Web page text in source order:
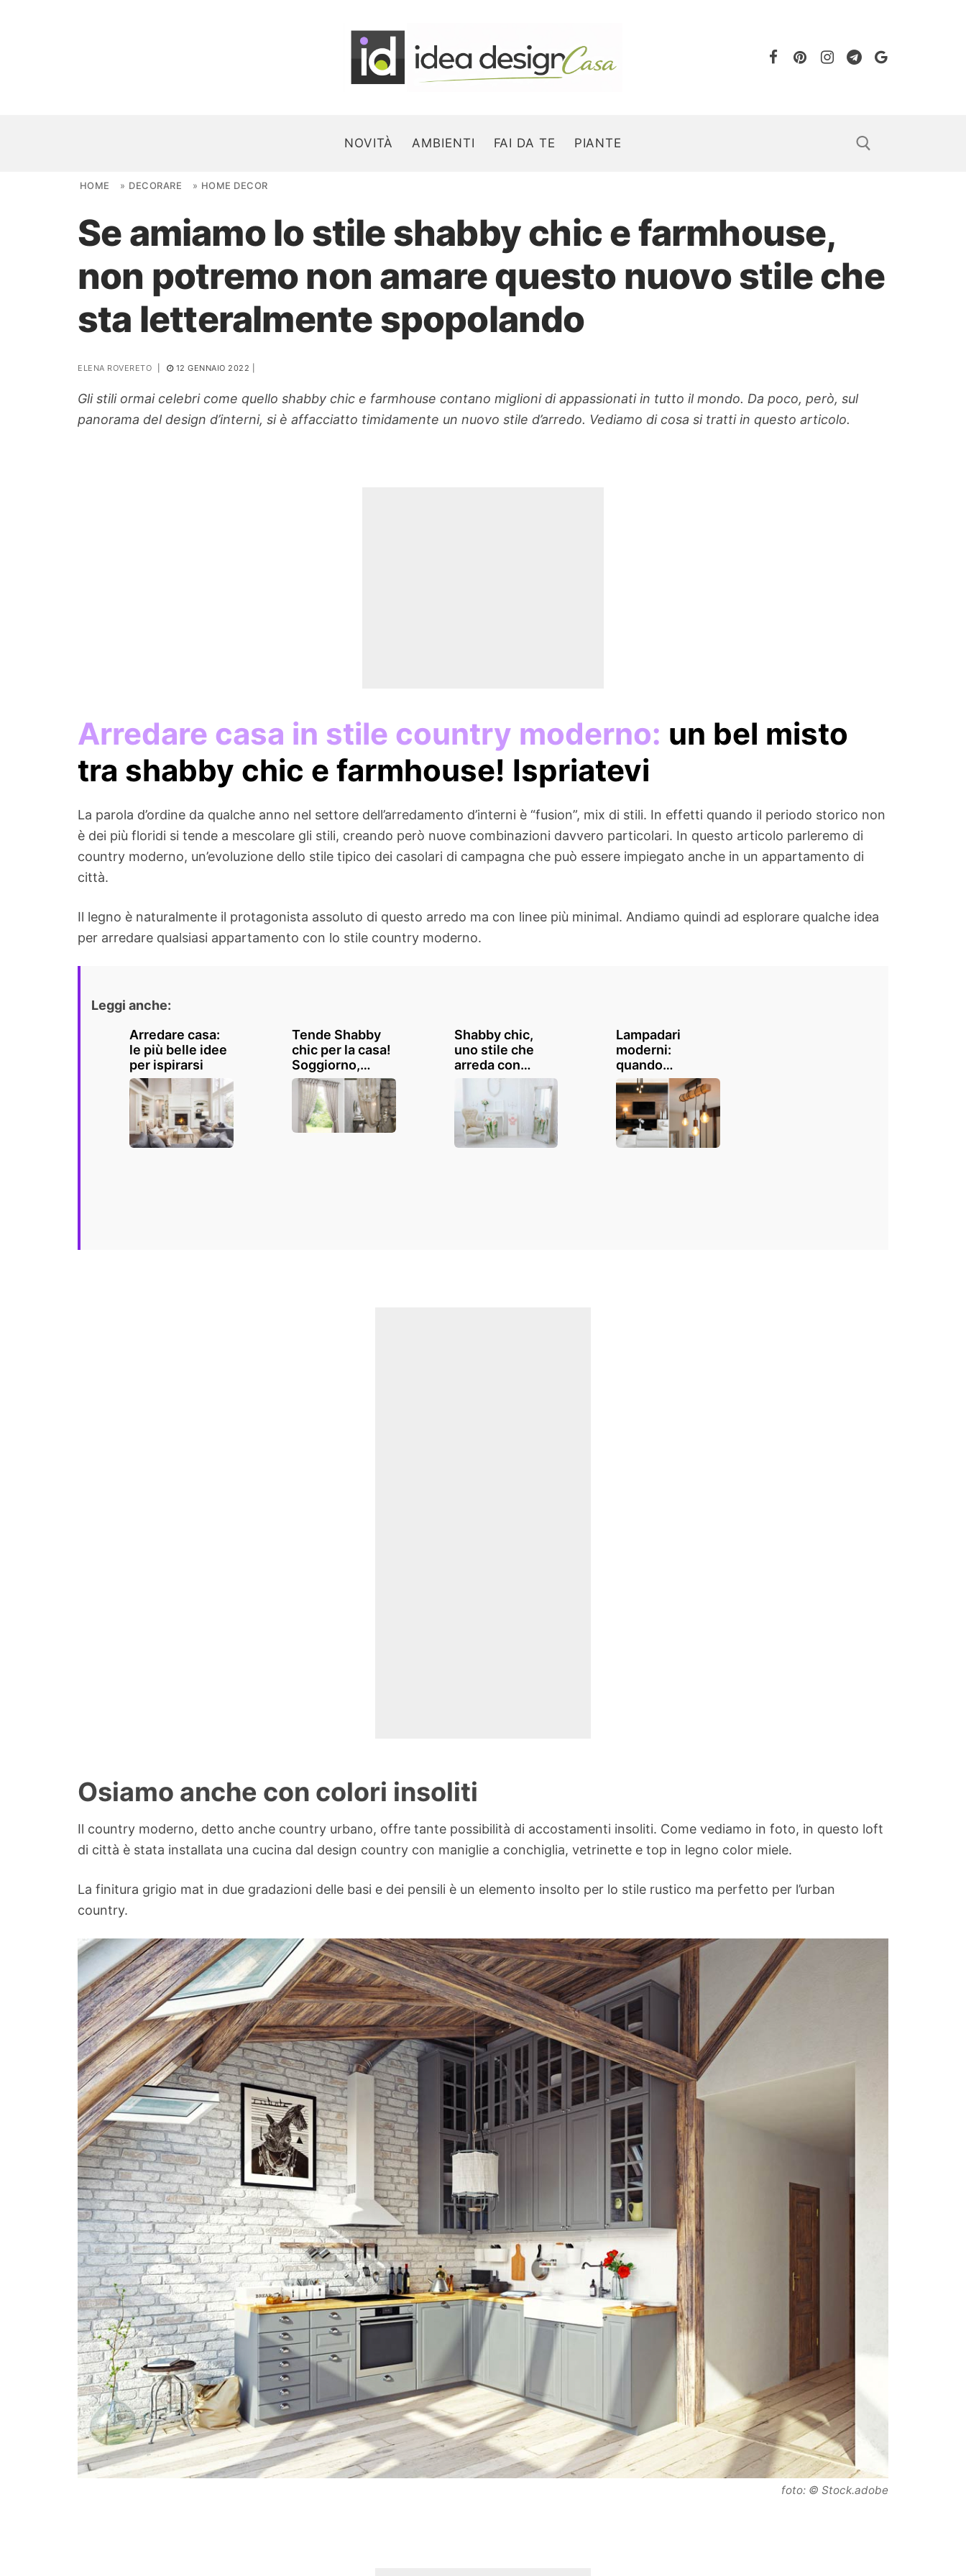
NOVITÀ AMBIENTI FAI DA TE PIANTE
Search for:
NOVITÀ
AMBIENTI
PIANTE
Ortaggio
HOME » DECORARE » HOME DECOR
Se amiamo lo stile shabby chic e farmhouse,
non potremo non amare questo nuovo stile che
sta letteralmente spopolando
ELENA ROVERETO 12 GENNAIO 2022
Gli stili ormai celebri come quello shabby chic e farmhouse contano miglioni di appassionati in tutto il mondo. Da poco, però, sul
panorama del design d’interni, si è affacciatto timidamente un nuovo stile d’arredo. Vediamo di cosa si tratti in questo articolo.
Arredare casa in stile country moderno: un bel misto
tra shabby chic e farmhouse! Ispriatevi
La parola d’ordine da qualche anno nel settore dell’arredamento d’interni è “fusion”, mix di stili. In effetti quando il periodo storico non
è dei più floridi si tende a mescolare gli stili, creando però nuove combinazioni davvero particolari. In questo articolo parleremo di
country moderno, un’evoluzione dello stile tipico dei casolari di campagna che può essere impiegato anche in un appartamento di
città.
Il legno è naturalmente il protagonista assoluto di questo arredo ma con linee più minimal. Andiamo quindi ad esplorare qualche idea
per arredare qualsiasi appartamento con lo stile country moderno.
Leggi anche:
Arredare casa:
le più belle idee
per ispirarsi
Tende Shabby
chic per la casa!
Soggiorno,
cucina, camera
e bagno
Shabby chic,
uno stile che
arreda con
gusto: consigli e
ispirazioni
Lampadari
moderni:
quando
l'illuminazione
diventa design!
Ispiratevi
Osiamo anche con colori insoliti
Il country moderno, detto anche country urbano, offre tante possibilità di accostamenti insoliti. Come vediamo in foto, in questo loft
di città è stata installata una cucina dal design country con maniglie a conchiglia, vetrinette e top in legno color miele.
La finitura grigio mat in due gradazioni delle basi e dei pensili è un elemento insolto per lo stile rustico ma perfetto per l’urban
country.
foto: © Stock.adobe